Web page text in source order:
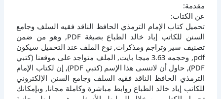
مقدمة:
عن الكتاب:
تحميل كتاب الإمام الترمذي الحافظ الناقد فقيه السلف وجامع
السنن للكاتب إياد خالد الطباع بصيغة PDF, وهو من ضمن
تصنيف سير وتراجم ومذكرات, نوع الملف عند التحميل سيكون
pdf, وحجمه 3.63 ميجا بايت, الملف متواجد على موقعنا (كتبي
PDF), حاول أن لاتنسى هذا الإسم (كتبي PDF), إن لكتاب الإمام
الترمذي الحافظ الناقد فقيه السلف وجامع السنن الإلكتروني
للكاتب إياد خالد الطباع روابط مباشرة وكاملة مجانا, وبإمكانك